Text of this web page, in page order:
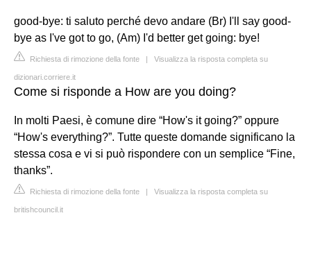
good-bye: ti saluto perché devo andare (Br) I'll say good-
bye as I've got to go, (Am) I'd better get going: bye!
Richiesta di rimozione della fonte | Visualizza la risposta completa su
dizionari.corriere.it
Come si risponde a How are you doing?
In molti Paesi, è comune dire “How's it going?” oppure
“How's everything?”. Tutte queste domande significano la
stessa cosa e vi si può rispondere con un semplice “Fine,
thanks”.
Richiesta di rimozione della fonte | Visualizza la risposta completa su
britishcouncil.it